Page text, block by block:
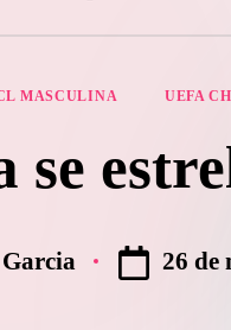
MASCULINA UEFA
se
26 de